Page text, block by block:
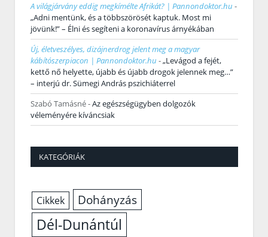
A világjárvány eddig megkímélte Afrikát? | Pannondoktor.hu -
„Adni mentünk, és a többszörösét kaptuk. Most mi
jövünk!” – Élni és segíteni a koronavírus árnyékában
Új, életveszélyes, dizájnerdrog jelent meg a magyar
kábítószerpiacon | Pannondoktor.hu -„Levágod a fejét,
kettő nő helyette, újabb és újabb drogok jelennek meg…”
– interjú dr. Sümegi András pszichiáterrel
Szabó Tamásné-Az egészségügyben dolgozók
véleményére kíváncsiak
KATEGÓRIÁK
Cikkek Dohányzás
Dél-Dunántúl